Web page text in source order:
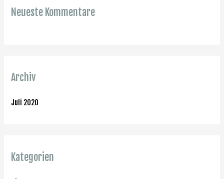
h
Neueste Kommentare
Archiv
Juli 2020
Kategorien